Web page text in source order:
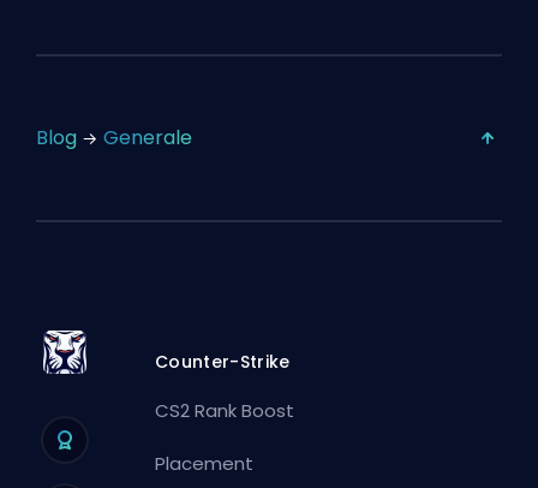
Blog Generale
Counter-Strike
CS2 Rank Boost
Placement